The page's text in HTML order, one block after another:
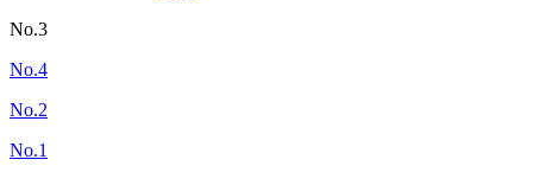
No.3
No.4
No.2
No.1